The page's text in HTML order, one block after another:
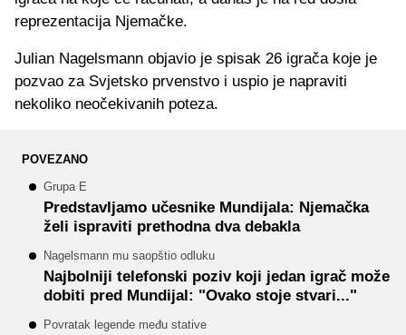
reprezentacija Njemačke.
Julian Nagelsmann objavio je spisak 26 igrača koje je
pozvao za Svjetsko prvenstvo i uspio je napraviti
nekoliko neočekivanih poteza.
POVEZANO
Grupa E
Predstavljamo učesnike Mundijala: Njemačka
želi ispraviti prethodna dva debakla
Nagelsmann mu saopštio odluku
Najbolniji telefonski poziv koji jedan igrač može
dobiti pred Mundijal: "Ovako stoje stvari..."
Povratak legende među stative